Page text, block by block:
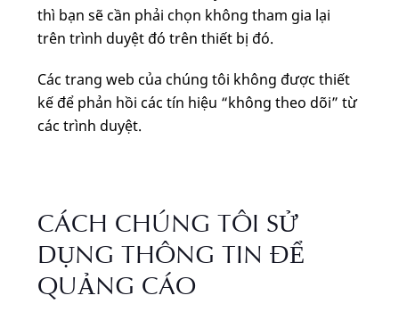
thì bạn sẽ cần phải chọn không tham gia lại
trên trình duyệt đó trên thiết bị đó.
Các trang web của chúng tôi không được thiết
kế để phản hồi các tín hiệu “không theo dõi” từ
các trình duyệt.
CÁCH CHÚNG TÔI SỬ
DỤNG THÔNG TIN ĐỂ
QUẢNG CÁO